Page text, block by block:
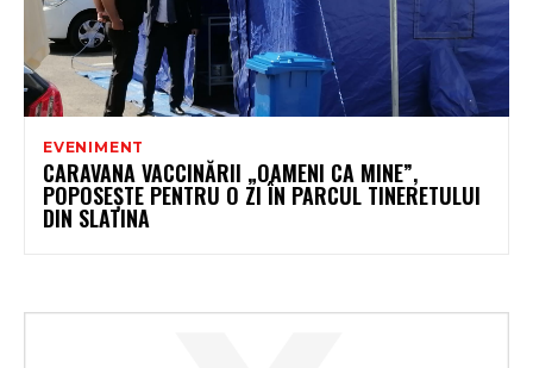
EVENIMENT
CARAVANA VACCINĂRII „OAMENI CA MINE”,
POPOSEȘTE PENTRU O ZI ÎN PARCUL TINERETULUI
DIN SLATINA